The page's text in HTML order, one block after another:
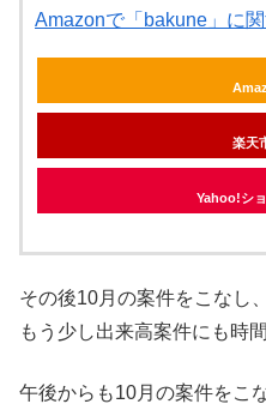
Amazonで「bakune」に
楽天
Yahoo!シ
その後10月の案件をこなし
もう少し出来高案件にも時
午後からも10月の案件をこ